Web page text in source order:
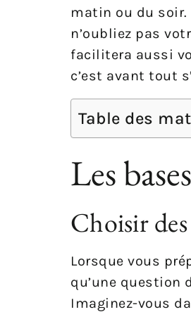
matin ou du soir.
n’oubliez pas
facilitera aussi
c’est avant tout
Table des
Les
Choisir
Lorsque vous
qu’une question
Imaginez-vous